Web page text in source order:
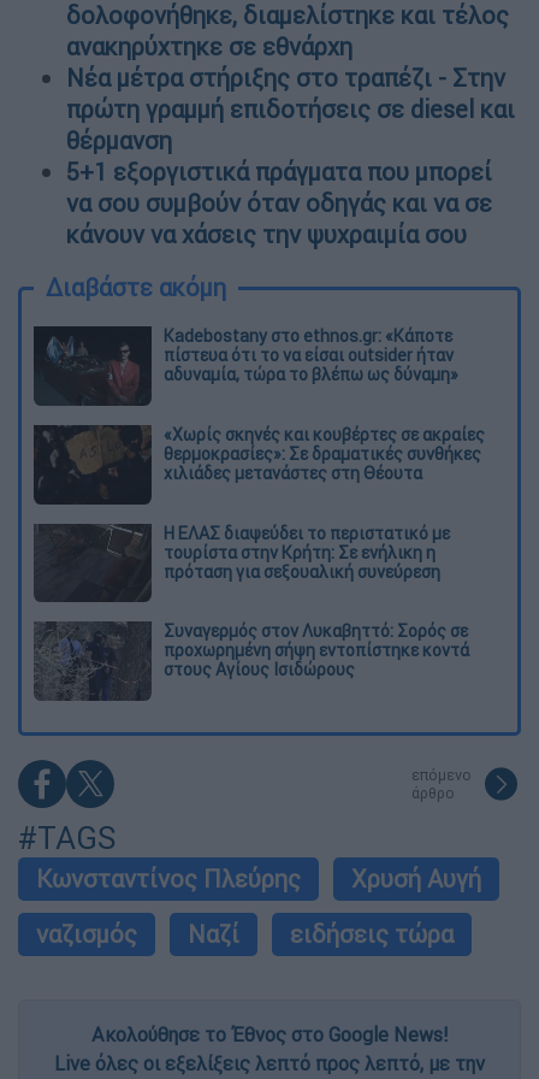
δολοφονήθηκε, διαμελίστηκε και τέλος
ανακηρύχτηκε σε εθνάρχη
Νέα μέτρα στήριξης στο τραπέζι - Στην
πρώτη γραμμή επιδοτήσεις σε diesel και
θέρμανση
5+1 εξοργιστικά πράγματα που μπορεί
να σου συμβούν όταν οδηγάς και να σε
κάνουν να χάσεις την ψυχραιμία σου
Διαβάστε ακόμη
Kadebostany στο ethnos.gr: «Κάποτε
πίστευα ότι το να είσαι outsider ήταν
αδυναμία, τώρα το βλέπω ως δύναμη»
«Χωρίς σκηνές και κουβέρτες σε ακραίες
θερμοκρασίες»: Σε δραματικές συνθήκες
χιλιάδες μετανάστες στη Θέουτα
Η ΕΛΑΣ διαψεύδει το περιστατικό με
τουρίστα στην Κρήτη: Σε ενήλικη η
πρόταση για σεξουαλική συνεύρεση
Συναγερμός στον Λυκαβηττό: Σορός σε
προχωρημένη σήψη εντοπίστηκε κοντά
στους Αγίους Ισιδώρους
επόμενο
άρθρο
#TAGS
Κωνσταντίνος Πλεύρης
Χρυσή Αυγή
ναζισμός
Ναζί ειδήσεις τώρα
Ακολούθησε το Έθνος στο Google News!
Live όλες οι εξελίξεις λεπτό προς λεπτό, με την